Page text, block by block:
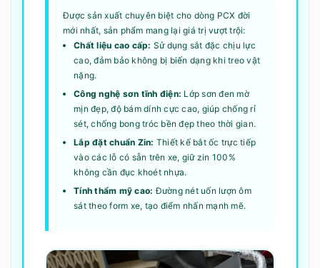
Được sản xuất chuyên biệt cho dòng PCX đời
mới nhất, sản phẩm mang lại giá trị vượt trội:
Chất liệu cao cấp: Sử dụng sắt đặc chịu lực
cao, đảm bảo không bị biến dạng khi treo vật
nặng.
Công nghệ sơn tĩnh điện: Lớp sơn đen mờ
mịn đẹp, độ bám dính cực cao, giúp chống rỉ
sét, chống bong tróc bền đẹp theo thời gian.
Lắp đặt chuẩn Zin: Thiết kế bắt ốc trực tiếp
vào các lỗ có sẵn trên xe, giữ zin 100%
không cần đục khoét nhựa.
Tính thẩm mỹ cao: Đường nét uốn lượn ôm
sát theo form xe, tạo điểm nhấn mạnh mẽ.